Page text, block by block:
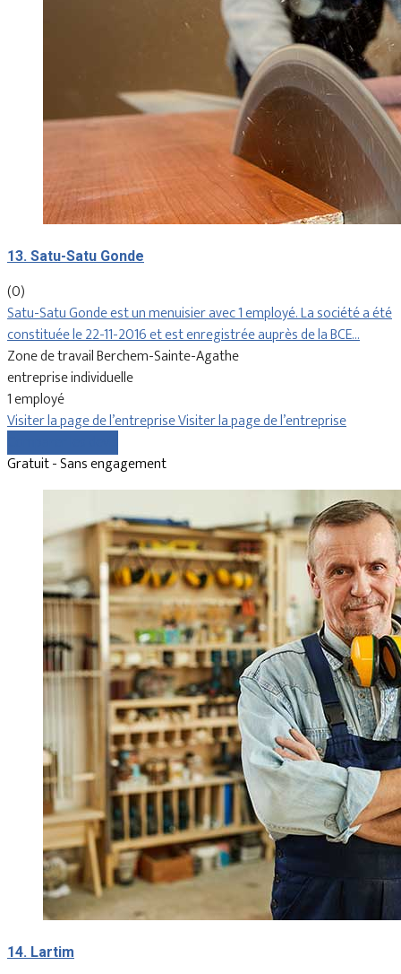
13. Satu-Satu Gonde
(0)
Satu-Satu Gonde est un menuisier avec 1 employé. La société a été
constituée le 22-11-2016 et est enregistrée auprès de la BCE…
Zone de travail Berchem-Sainte-Agathe
entreprise individuelle
1 employé
Visiter la page de l’entrepriseVisiter la page de l’entreprise
Gratuit - Sans engagement
14. Lartim